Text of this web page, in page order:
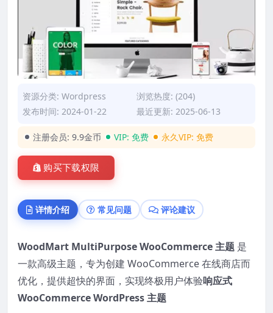
资源分类: Wordpress
浏览热度: (204)
发布时间: 2024-01-22
最近更新: 2025-06-13
注册会员: 9.9金币 VIP: 免费 永久VIP: 免费
购买下载权限
详情介绍 常见问题 评论建议
WoodMart MultiPurpose WooCommerce 主题 是
一款高级主题，专为创建 WooCommerce 在线商店而
优化，提供超快的界面，实现终极用户体验响应式
WooCommerce WordPress 主题